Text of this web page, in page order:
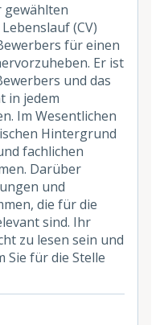
gewählten
(CV)
für einen
Er ist
und das
in jedem
Im Wesentlichen
Hintergrund
fachlichen
Darüber
und
die für die
sind. Ihr
zu lesen sein und
Sie für die Stelle